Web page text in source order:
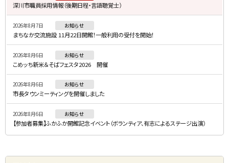
・
メ
ニ
ュ
ー
深川市職員採用情報（後期日程・言語聴覚士）
2026年8月7日 お知らせ
まちなか交流施設 11月22日開館！一般利用の受付を開始！
2026年8月6日 お知らせ
こめッち新米＆そばフェスタ2026 開催
2026年8月6日 お知らせ
市長タウンミーティングを開催しました
2026年8月6日 お知らせ
【参加者募集】ふかふか開館記念イベント（ボランティア、有志によるステージ出演）